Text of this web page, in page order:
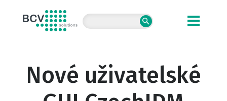
BCV solutions s.r.o.
Nové uživatelské